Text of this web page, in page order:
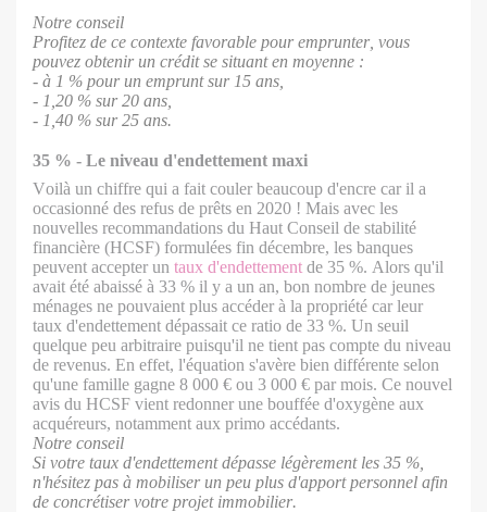
Notre conseil
Profitez de ce contexte favorable pour emprunter, vous
pouvez obtenir un crédit se situant en moyenne :
- à 1 % pour un emprunt sur 15 ans,
- 1,20 % sur 20 ans,
- 1,40 % sur 25 ans.
35 % - Le niveau d'endettement maxi
Voilà un chiffre qui a fait couler beaucoup d'encre car il a
occasionné des refus de prêts en 2020 ! Mais avec les
nouvelles recommandations du Haut Conseil de stabilité
financière (HCSF) formulées fin décembre, les banques
peuvent accepter un taux d'endettement de 35 %. Alors qu'il
avait été abaissé à 33 % il y a un an, bon nombre de jeunes
ménages ne pouvaient plus accéder à la propriété car leur
taux d'endettement dépassait ce ratio de 33 %. Un seuil
quelque peu arbitraire puisqu'il ne tient pas compte du niveau
de revenus. En effet, l'équation s'avère bien différente selon
qu'une famille gagne 8 000 € ou 3 000 € par mois. Ce nouvel
avis du HCSF vient redonner une bouffée d'oxygène aux
acquéreurs, notamment aux primo accédants.
Notre conseil
Si votre taux d'endettement dépasse légèrement les 35 %,
n'hésitez pas à mobiliser un peu plus d'apport personnel afin
de concrétiser votre projet immobilier.